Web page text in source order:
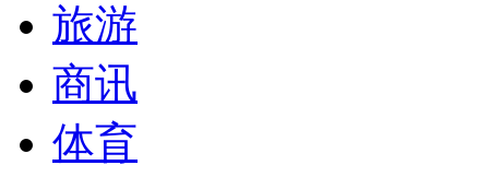
旅游
商讯
体育